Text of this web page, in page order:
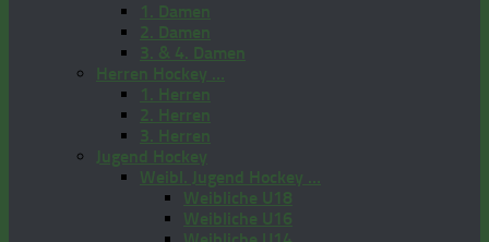
1. Damen
2. Damen
3. & 4. Damen
Herren Hockey …
1. Herren
2. Herren
3. Herren
Jugend Hockey
Weibl. Jugend Hockey …
Weibliche U18
Weibliche U16